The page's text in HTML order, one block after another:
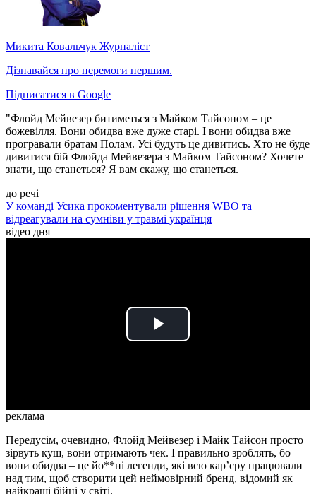
Микита Ковальчук Журналіст
Дізнавайся про перемоги першим.
Підписатися в Google
"Флойд Мейвезер битиметься з Майком Тайсоном – це
божевілля. Вони обидва вже дуже старі. І вони обидва вже
програвали братам Полам. Усі будуть це дивитись. Хто не буде
дивитися бій Флойда Мейвезера з Майком Тайсоном? Хочете
знати, що станеться? Я вам скажу, що станеться.
до речі
У команді Усика прокоментували рішення WBO та
відреагували на сумніви у травмі українця
відео дня
Play
реклама
Передусім, очевидно, Флойд Мейвезер і Майк Тайсон просто
зірвуть куш, вони отримають чек. І правильно зроблять, бо
вони обидва – це йо**ні легенди, які всю кар’єру працювали
над тим, щоб створити цей неймовірний бренд, відомий як
найкращі бійці у світі.